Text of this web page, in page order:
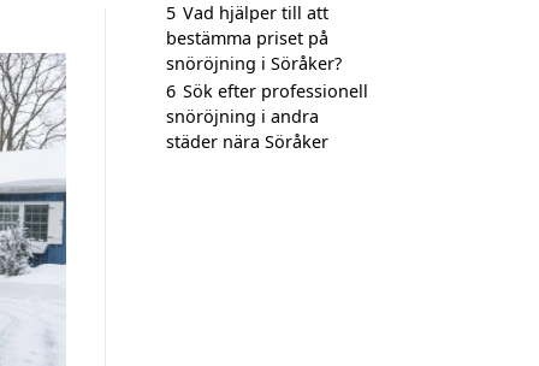
5 Vad hjälper till att
bestämma priset på
snöröjning i Söråker?
6 Sök efter professionell
snöröjning i andra
städer nära Söråker